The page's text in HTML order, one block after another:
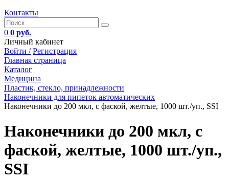
Контакты
0 0 руб.
Личный кабинет
Войти / Регистрация
Главная страница
Каталог
Медицина
Пластик, стекло, принадлежности
Наконечники для пипеток автоматических
Наконечники до 200 мкл, с фаской, желтые, 1000 шт./уп., SSI
Наконечники до 200 мкл, с
фаской, желтые, 1000 шт./уп.,
SSI